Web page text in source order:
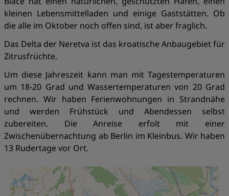
kleinen Lebensmittelladen und einige Gaststätten. Ob
die alle im Oktober noch offen sind, ist aber fraglich.
Das Delta der Neretva ist das kroatische Anbaugebiet für
Zitrusfrüchte.
Um diese Jahreszeit kann man mit Tagestemperaturen
um 18-20 Grad und Wassertemperaturen von 20 Grad
rechnen. Wir haben Ferienwohnungen in Strandnähe
und werden Frühstück und Abendessen selbst
zubereiten. Die Anreise erfolt mit einer
Zwischenübernachtung ab Berlin im Kleinbus. Wir haben
13 Rudertage vor Ort.